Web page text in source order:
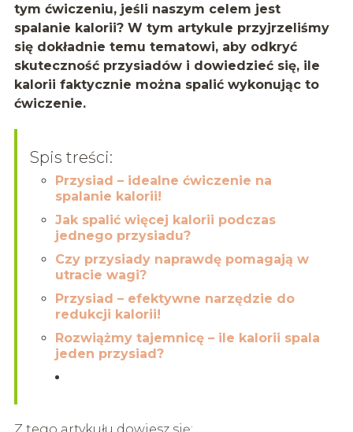
tym ćwiczeniu, jeśli naszym celem jest
spalanie kalorii? W tym artykule przyjrzeliśmy
się dokładnie temu tematowi, aby odkryć
skuteczność przysiadów i dowiedzieć się, ile
kalorii faktycznie można spalić wykonując to
ćwiczenie.
Spis treści:
Przysiad – idealne ćwiczenie na
spalanie kalorii!
Jak spalić więcej kalorii podczas
jednego przysiadu?
Czy przysiady naprawdę pomagają w
utracie wagi?
Przysiad – efektywne narzędzie do
redukcji kalorii!
Rozwiążmy tajemnicę – ile kalorii spala
jeden przysiad?
Z tego artykułu dowiesz się: